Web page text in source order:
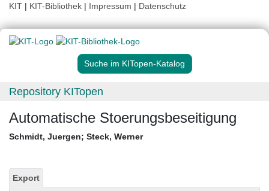
KIT | KIT-Bibliothek | Impressum | Datenschutz
Suche im KITopen-Katalog
Repository KITopen
Automatische Stoerungsbeseitigung
Schmidt, Juergen; Steck, Werner
Export